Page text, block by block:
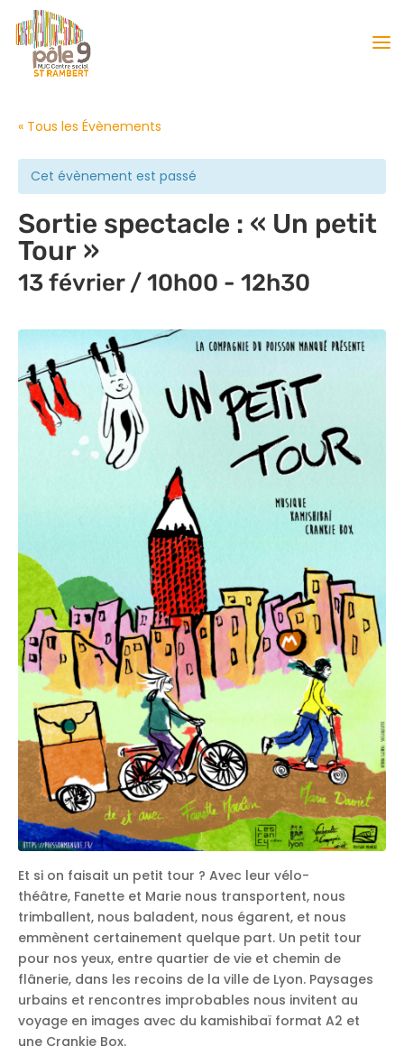
« Tous les Évènements
Cet évènement est passé
Sortie spectacle : « Un petit
Tour »
13 février / 10h00 - 12h30
Et si on faisait un petit tour ? Avec leur vélo-
théâtre, Fanette et Marie nous transportent, nous
trimballent, nous baladent, nous égarent, et nous
emmènent certainement quelque part. Un petit tour
pour nos yeux, entre quartier de vie et chemin de
flânerie, dans les recoins de la ville de Lyon. Paysages
urbains et rencontres improbables nous invitent au
voyage en images avec du kamishibaï format A2 et
une Crankie Box.